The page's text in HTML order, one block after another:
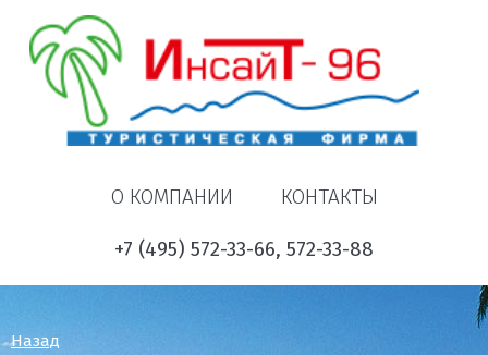
О КОМПАНИИ КОНТАКТЫ
+7 (495) 572-33-66, 572-33-88
Назад